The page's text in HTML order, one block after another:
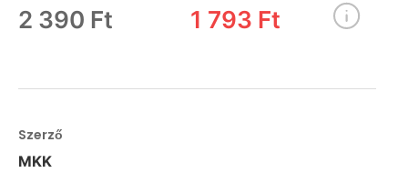
2 390 Ft 1 793 Ft
Szerző
MKK